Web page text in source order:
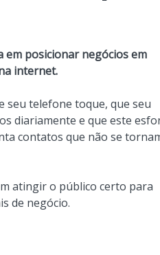
em posicionar negócios em
internet.
seu telefone toque, que seu
diariamente e que este
contatos que não se
atingir o público certo para
de negócio.